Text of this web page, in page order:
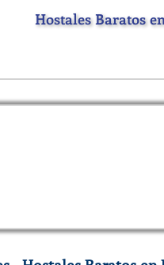
Hostales Baratos